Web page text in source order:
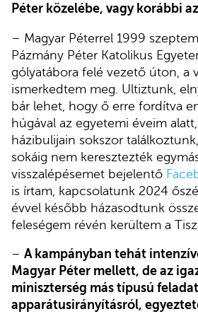
Péter közelébe, vagy korábbi
– Magyar Péterrel 1999
Pázmány Péter Katolikus
gólyatábora felé vezető úton, a
ismerkedtem meg. Ultiztunk,
bár lehet, hogy ő erre fordítva
húgával az egyetemi éveim
házibulijain sokszor
sokáig nem keresztezték
visszalépésemet bejelentő
is írtam, kapcsolatunk 2024
évvel később házasodtunk
feleségem révén kerültem a
– A kampányban tehát
Magyar Péter mellett, de az
miniszterség más típusú
apparátusirányításról,